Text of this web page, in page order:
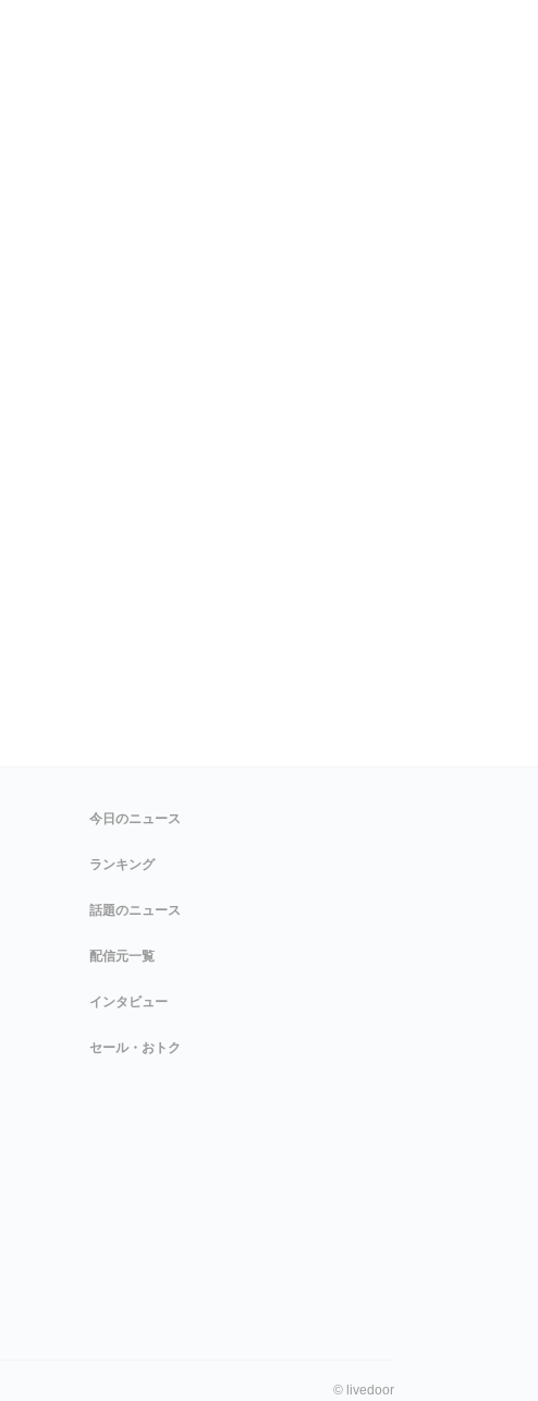
今日のニュース
ランキング
話題のニュース
配信元一覧
インタビュー
セール・おトク
© livedoor